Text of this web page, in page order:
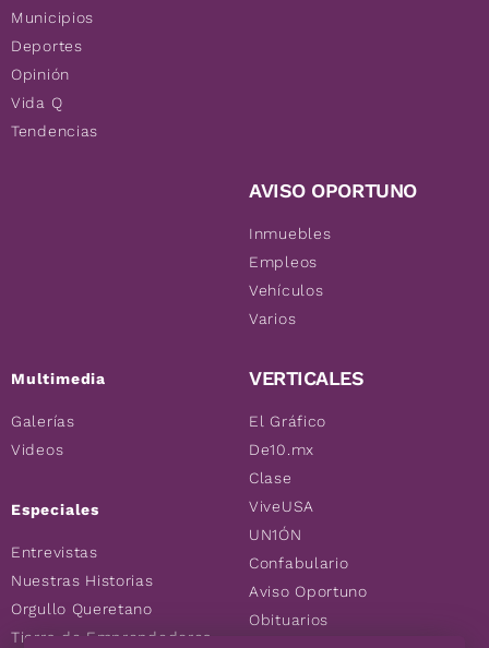
Municipios
Deportes
Opinión
Vida Q
Tendencias
Multimedia
Galerías
Videos
Especiales
Entrevistas
Nuestras Historias
Orgullo Queretano
Tierra de Emprendedores
AVISO OPORTUNO
Inmuebles
Empleos
Vehículos
Varios
VERTICALES
El Gráfico
De10.mx
Clase
ViveUSA
UN1ÓN
Confabulario
Aviso Oportuno
Obituarios